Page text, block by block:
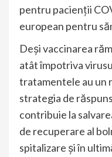
pentru pacienţii
european pentru
Deși vaccinarea
atât împotriva
tratamentele au un
strategia de
contribuie la
de recuperare al
spitalizare şi în